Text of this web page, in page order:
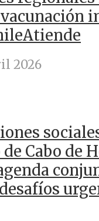
2026
Cabo de